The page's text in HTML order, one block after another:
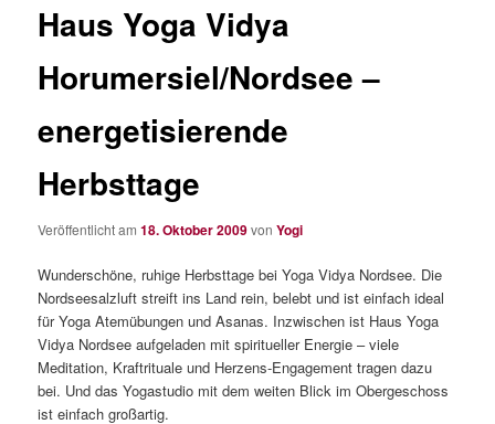
Haus Yoga Vidya
Horumersiel/Nordsee –
energetisierende
Herbsttage
Veröffentlicht am18. Oktober 2009vonYogi
Wunderschöne, ruhige Herbsttage bei Yoga Vidya Nordsee. Die
Nordseesalzluft streift ins Land rein, belebt und ist einfach ideal
für Yoga Atemübungen und Asanas. Inzwischen ist Haus Yoga
Vidya Nordsee aufgeladen mit spiritueller Energie – viele
Meditation, Kraftrituale und Herzens-Engagement tragen dazu
bei. Und das Yogastudio mit dem weiten Blick im Obergeschoss
ist einfach großartig.